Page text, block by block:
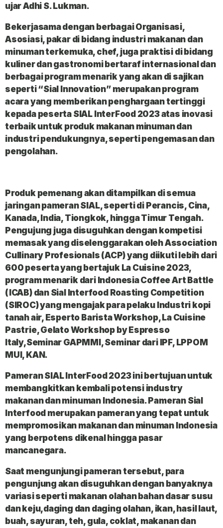
ujar Adhi S. Lukman.
Bekerjasama dengan berbagai Organisasi,
Asosiasi, pakar di bidang industri makanan dan
minuman terkemuka, chef, juga praktisi di bidang
kuliner dan gastronomi bertaraf internasional dan
berbagai program menarik yang akan di sajikan
seperti “Sial Innovation” merupakan program
acara yang memberikan penghargaan tertinggi
kepada peserta SIAL InterFood 2023 atas inovasi
terbaik untuk produk makanan minuman dan
industri pendukungnya, seperti pengemasan dan
pengolahan.
Produk pemenang akan ditampilkan di semua
jaringan pameran SIAL, seperti di Perancis, Cina,
Kanada, India, Tiongkok, hingga Timur Tengah.
Pengujung juga disuguhkan dengan kompetisi
memasak yang diselenggarakan oleh Association
Cullinary Profesionals (ACP) yang diikuti lebih dari
600 peserta yang bertajuk La Cuisine 2023,
program menarik dari Indonesia Coffee Art Battle
(ICAB) dan Sial Interfood Roasting Competition
(SIROC) yang mengajak para pelaku Industri kopi
tanah air, Esperto Barista Workshop, La Cuisine
Pastrie, Gelato Workshop by Espresso
Italy,Seminar GAPMMI, Seminar dari IPF, LPPOM
MUI, KAN.
Pameran SIAL InterFood 2023 ini bertujuan untuk
membangkitkan kembali potensi industry
makanan dan minuman Indonesia. Pameran Sial
Interfood merupakan pameran yang tepat untuk
mempromosikan makanan dan minuman Indonesia
yang berpotens dikenal hingga pasar
mancanegara.
Saat mengunjungi pameran tersebut, para
pengunjung akan disuguhkan dengan banyaknya
variasi seperti makanan olahan bahan dasar susu
dan keju,daging dan daging olahan, ikan, hasil laut,
buah, sayuran, teh, gula, coklat, makanan dan